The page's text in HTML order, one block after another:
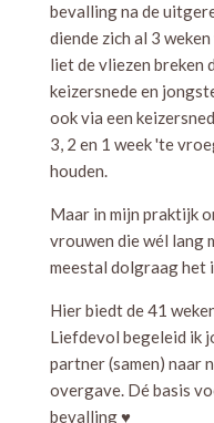
bevalling na de
diende zich al 3
liet de vliezen breken
keizersnede en
ook via een
3, 2 en 1 week 'te
houden.
Maar in mijn praktijk
vrouwen die wél lang
meestal dolgraag het
Hier biedt de 41
Liefdevol begeleid ik
partner (samen) naar
overgave. Dé basis
bevalling ♥